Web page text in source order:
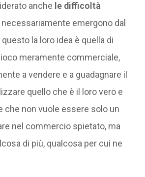
anche le difficoltà
emergono dal
la loro idea è quella di
meramente commerciale,
a vendere e a guadagnare il
quello che è il loro vero e
che non vuole essere solo un
nel commercio spietato, ma
di più, qualcosa per cui ne